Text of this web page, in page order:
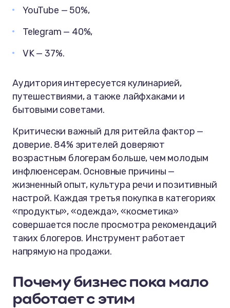
YouTube — 50%,
Telegram — 40%,
VK — 37%.
Аудитория интересуется кулинарией,
путешествиями, а также лайфхаками и
бытовыми советами.
Критически важный для ритейла фактор —
доверие. 84% зрителей доверяют
возрастным блогерам больше, чем молодым
инфлюенсерам. Основные причины —
жизненный опыт, культура речи и позитивный
настрой. Каждая третья покупка в категориях
«продукты», «одежда», «косметика»
совершается после просмотра рекомендаций
таких блогеров. Инструмент работает
напрямую на продажи.
Почему бизнес пока мало
работает с этим